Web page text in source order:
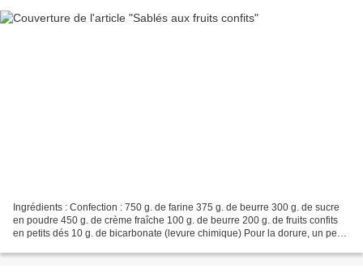
Ingrédients : Confection : 750 g. de farine 375 g. de beurre 300 g. de sucre
en poudre 450 g. de crème fraîche 100 g. de beurre 200 g. de fruits confits
en petits dés 10 g. de bicarbonate (levure chimique) Pour la dorure, un peu